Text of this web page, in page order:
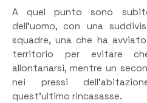
A quel punto sono
dell’uomo, con una
squadre, una che ha
territorio per evitare
allontanarsi, mentre un
nei pressi
quest’ultimo rincasasse.